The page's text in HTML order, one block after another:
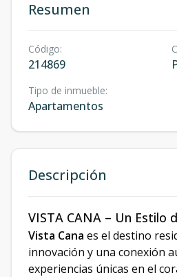
Resumen
Código:
214869
Tipo de inmueble:
Apartamentos
Descripción
VISTA CANA – Un Estilo
Vista Cana es el destino
innovación y una conexión
experiencias únicas en el